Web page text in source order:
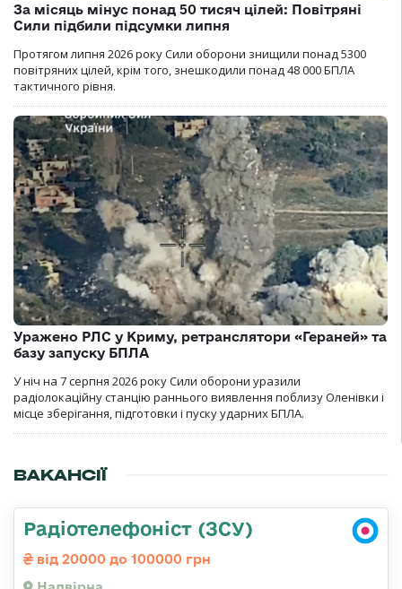
За місяць мінус понад 50 тисяч цілей: Повітряні
Сили підбили підсумки липня
Протягом липня 2026 року Cили оборони знищили понад 5300
повітряних цілей, крім того, знешкодили понад 48 000 БПЛА
тактичного рівня.
Уражено РЛС у Криму, ретранслятори «Гераней» та
базу запуску БПЛА
У ніч на 7 серпня 2026 року Сили оборони уразили
радіолокаційну станцію раннього виявлення поблизу Оленівки і
місце зберігання, підготовки і пуску ударних БПЛА.
ВАКАНСІЇ
Радіотелефоніст (ЗСУ)
від 20000 до 100000 грн